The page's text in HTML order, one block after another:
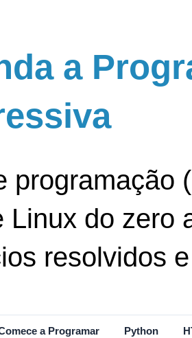
a
programação
Linux do zero
resolvidos
a Programar Python